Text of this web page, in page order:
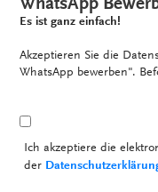
WhatsApp
Es ist ganz einfach!
Akzeptieren Sie die
WhatsApp bewerben".
Ich akzeptiere die
der